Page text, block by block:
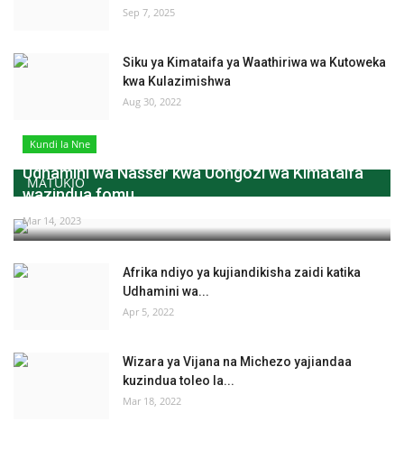
Sep 7, 2025
Siku ya Kimataifa ya Waathiriwa wa Kutoweka
kwa Kulazimishwa
Aug 30, 2022
MATUKIO
Kundi la Nne
Udhamini wa Nasser kwa Uongozi wa Kimataifa
wazindua fomu...
Mar 14, 2023
Afrika ndiyo ya kujiandikisha zaidi katika
Udhamini wa...
Apr 5, 2022
Wizara ya Vijana na Michezo yajiandaa
kuzindua toleo la...
Mar 18, 2022